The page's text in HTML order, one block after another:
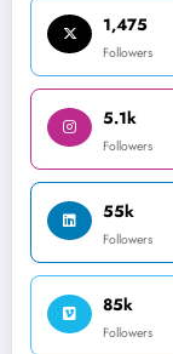
1,475
Followers
5.1k
Followers
55k
Followers
85k
Followers